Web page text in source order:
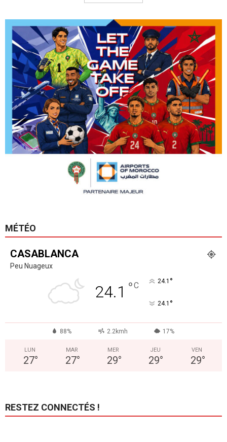
MÉTÉO
CASABLANCA
Peu Nuageux
24.1 °C 24.1 °
24.1 °
88% 2.2kmh 17%
LUN
27°
MAR
27°
MER
29°
JEU
29°
VEN
29°
RESTEZ CONNECTÉS !